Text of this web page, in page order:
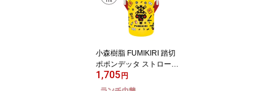
保育園 幼稚園 学校 入園
入学 日本製
小森樹脂 FUMIKIRI 踏切
ポポンデッタ ストロー付
プラボトル400ml 水筒 ボ
トル プラボトル ストロ
1,705円